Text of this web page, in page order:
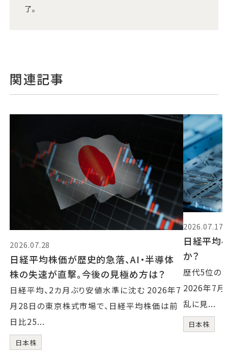
了。
関連記事
2026.07.28
日経平均株価が歴史的急落、AI・半導体
株の失速が直撃。今後の見極め方は？
日経平均、2カ月ぶり安値水準に沈む 2026年7
月28日の東京株式市場で、日経平均株価は前
日比25...
日本株
2026.07.17
日経平均
か？
歴代5位の
2026年7月
乱に見...
日本株